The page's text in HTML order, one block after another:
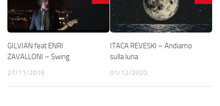
GILVIAN feat ENRI
ZAVALLONI – Swing
27/11/2016
ITACA REVESKI – Andiamo
sulla luna
01/12/2020